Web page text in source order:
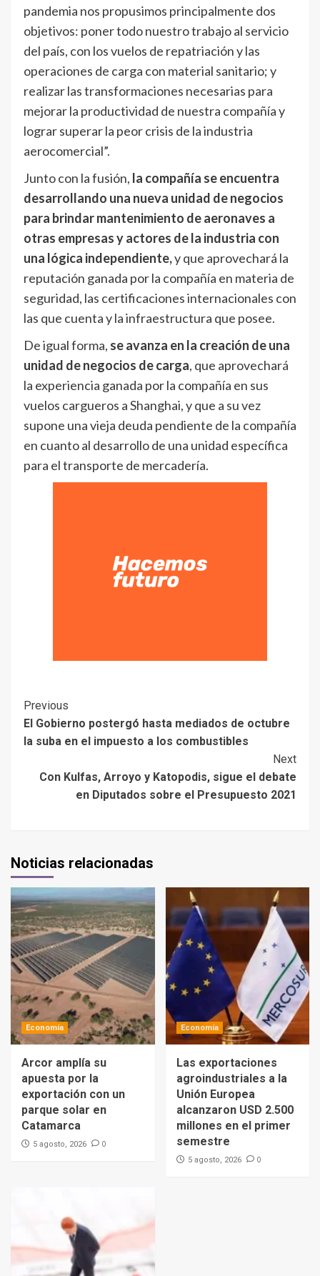
pandemia nos propusimos principalmente dos
objetivos: poner todo nuestro trabajo al servicio
del país, con los vuelos de repatriación y las
operaciones de carga con material sanitario; y
realizar las transformaciones necesarias para
mejorar la productividad de nuestra compañía y
lograr superar la peor crisis de la industria
aerocomercial”.
Junto con la fusión, la compañía se encuentra
desarrollando una nueva unidad de negocios
para brindar mantenimiento de aeronaves a
otras empresas y actores de la industria con
una lógica independiente,y que aprovechará la
reputación ganada por la compañía en materia de
seguridad, las certificaciones internacionales con
las que cuenta y la infraestructura que posee.
De igual forma, se avanza en la creación de una
unidad de negocios de carga, que aprovechará
la experiencia ganada por la compañía en sus
vuelos cargueros a Shanghai, y que a su vez
supone una vieja deuda pendiente de la compañía
en cuanto al desarrollo de una unidad específica
para el transporte de mercadería.
Previous
El Gobierno postergó hasta mediados de octubre
la suba en el impuesto a los combustibles
Next
Con Kulfas, Arroyo y Katopodis, sigue el debate
en Diputados sobre el Presupuesto 2021
Noticias relacionadas
Economía
Arcor amplía su
apuesta por la
exportación con un
parque solar en
Catamarca
5 agosto, 2026 0
Economía
Las exportaciones
agroindustriales a la
Unión Europea
alcanzaron USD 2.500
millones en el primer
semestre
5 agosto, 2026 0